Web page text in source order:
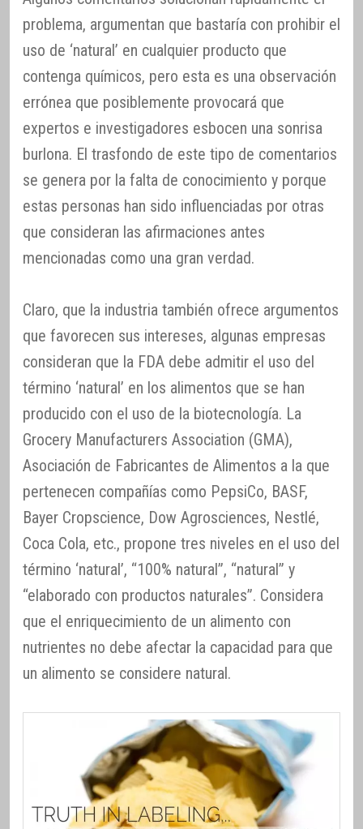
problema, argumentan que bastaría con prohibir el
uso de ‘natural’ en cualquier producto que
contenga químicos, pero esta es una observación
errónea que posiblemente provocará que
expertos e investigadores esbocen una sonrisa
burlona. El trasfondo de este tipo de comentarios
se genera por la falta de conocimiento y porque
estas personas han sido influenciadas por otras
que consideran las afirmaciones antes
mencionadas como una gran verdad.
Claro, que la industria también ofrece argumentos
que favorecen sus intereses, algunas empresas
consideran que la FDA debe admitir el uso del
término ‘natural’ en los alimentos que se han
producido con el uso de la biotecnología. La
Grocery Manufacturers Association (GMA),
Asociación de Fabricantes de Alimentos a la que
pertenecen compañías como PepsiCo, BASF,
Bayer Cropscience, Dow Agrosciences, Nestlé,
Coca Cola, etc., propone tres niveles en el uso del
término ‘natural’, “100% natural”, “natural” y
“elaborado con productos naturales”. Considera
que el enriquecimiento de un alimento con
nutrientes no debe afectar la capacidad para que
un alimento se considere natural.